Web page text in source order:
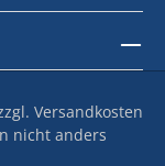
Versandkosten
nicht anders